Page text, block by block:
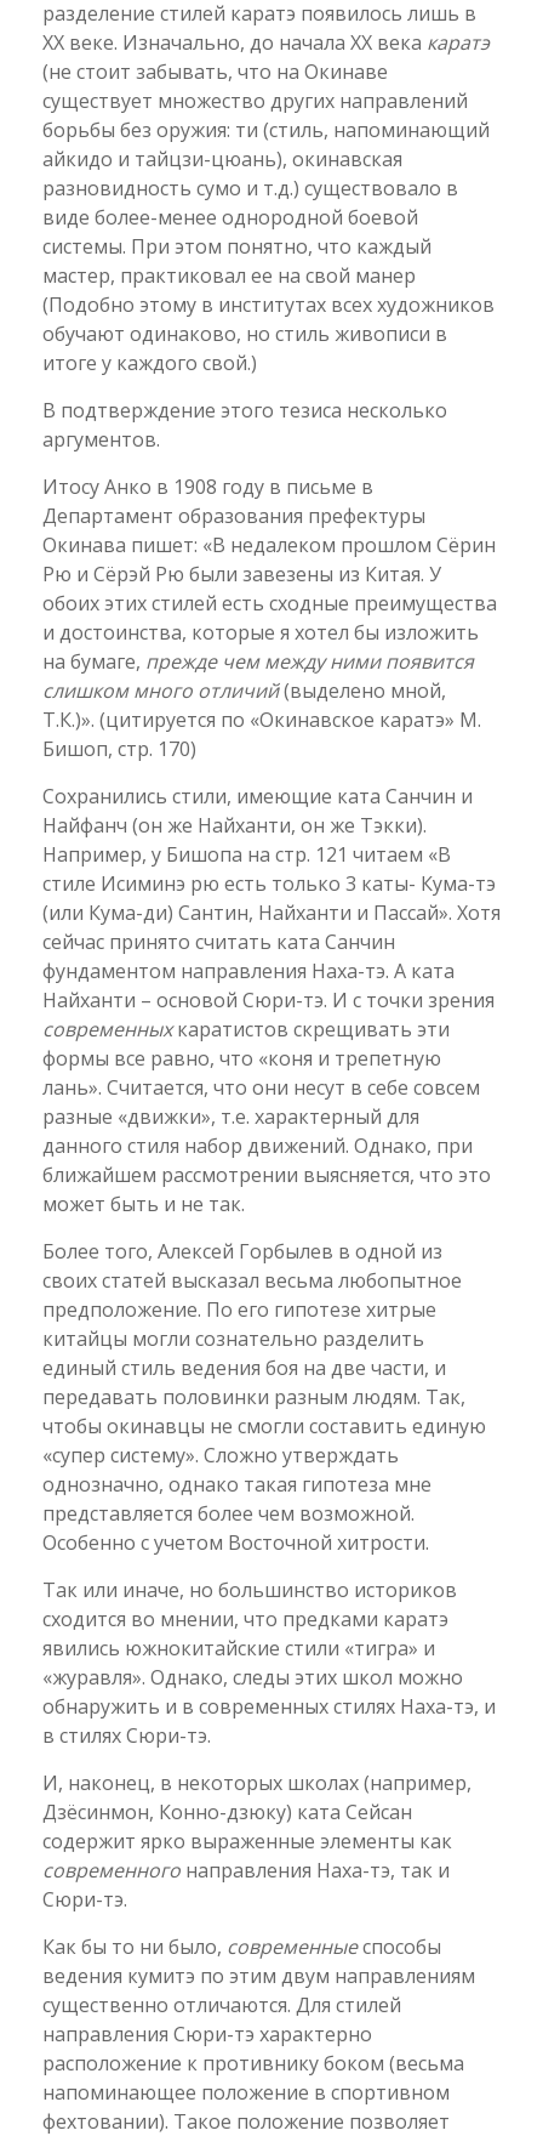
разделение стилей каратэ появилось лишь в
ХХ веке. Изначально, до начала ХХ века каратэ
(не стоит забывать, что на Окинаве
существует множество других направлений
борьбы без оружия: ти (стиль, напоминающий
айкидо и тайцзи-цюань), окинавская
разновидность сумо и т.д.) существовало в
виде более-менее однородной боевой
системы. При этом понятно, что каждый
мастер, практиковал ее на свой манер
(Подобно этому в институтах всех художников
обучают одинаково, но стиль живописи в
итоге у каждого свой.)
В подтверждение этого тезиса несколько
аргументов.
Итосу Анко в 1908 году в письме в
Департамент образования префектуры
Окинава пишет: «В недалеком прошлом Сёрин
Рю и Сёрэй Рю были завезены из Китая. У
обоих этих стилей есть сходные преимущества
и достоинства, которые я хотел бы изложить
на бумаге, прежде чем между ними появится
слишком много отличий(выделено мной,
Т.К.)». (цитируется по «Окинавское каратэ» М.
Бишоп, стр. 170)
Сохранились стили, имеющие ката Санчин и
Найфанч (он же Найханти, он же Тэкки).
Например, у Бишопа на стр. 121 читаем «В
стиле Исиминэ рю есть только 3 каты- Кума-тэ
(или Кума-ди) Сантин, Найханти и Пассай». Хотя
сейчас принято считать ката Санчин
фундаментом направления Наха-тэ. А ката
Найханти – основой Сюри-тэ. И с точки зрения
современныхкаратистов скрещивать эти
формы все равно, что «коня и трепетную
лань». Считается, что они несут в себе совсем
разные «движки», т.е. характерный для
данного стиля набор движений. Однако, при
ближайшем рассмотрении выясняется, что это
может быть и не так.
Более того, Алексей Горбылев в одной из
своих статей высказал весьма любопытное
предположение. По его гипотезе хитрые
китайцы могли сознательно разделить
единый стиль ведения боя на две части, и
передавать половинки разным людям. Так,
чтобы окинавцы не смогли составить единую
«супер систему». Сложно утверждать
однозначно, однако такая гипотеза мне
представляется более чем возможной.
Особенно с учетом Восточной хитрости.
Так или иначе, но большинство историков
сходится во мнении, что предками каратэ
явились южнокитайские стили «тигра» и
«журавля». Однако, следы этих школ можно
обнаружить и в современных стилях Наха-тэ, и
в стилях Сюри-тэ.
И, наконец, в некоторых школах (например,
Дзёсинмон, Конно-дзюку) ката Сейсан
содержит ярко выраженные элементы как
современного направления Наха-тэ, так и
Сюри-тэ.
Как бы то ни было, современныеспособы
ведения кумитэ по этим двум направлениям
существенно отличаются. Для стилей
направления Сюри-тэ характерно
расположение к противнику боком (весьма
напоминающее положение в спортивном
фехтовании). Такое положение позволяет